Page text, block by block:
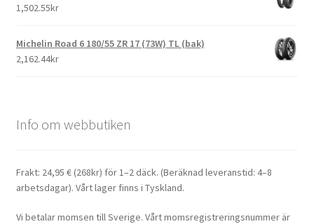
1,502.55kr
Michelin Road 6 180/55 ZR 17 (73W) TL (bak)
2,162.44kr
Info om webbutiken
Frakt: 24,95 € (268kr) för 1–2 däck. (Beräknad leveranstid: 4–8
arbetsdagar). Vårt lager finns i Tyskland.
Vi betalar momsen till Sverige. Vårt momsregistreringsnummer är